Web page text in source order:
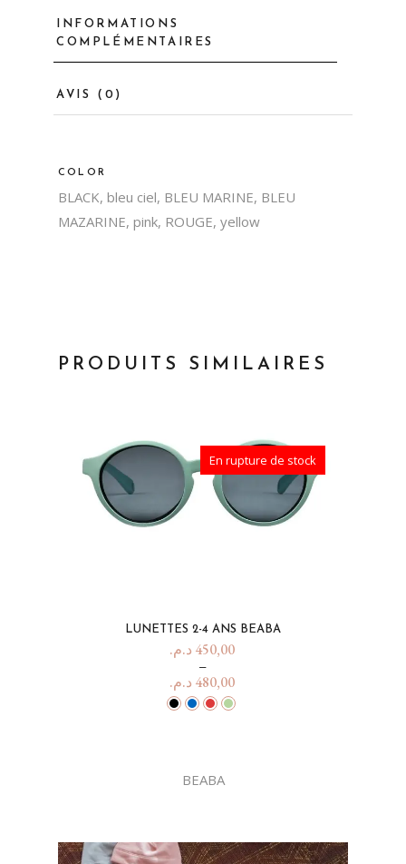
INFORMATIONS
COMPLÉMENTAIRES
AVIS (0)
COLOR
BLACK, bleu ciel, BLEU MARINE, BLEU
MAZARINE, pink, ROUGE, yellow
PRODUITS SIMILAIRES
En rupture de stock
LUNETTES 2-4 ANS BEABA
450,00 د.م.
–
480,00 د.م.
BEABA